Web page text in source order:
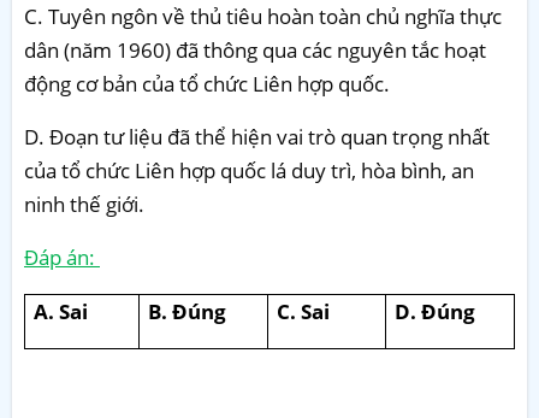
C. Tuyên ngôn về thủ tiêu hoàn toàn chủ nghĩa thực
dân (năm 1960) đã thông qua các nguyên tắc hoạt
động cơ bản của tổ chức Liên hợp quốc.
D. Đoạn tư liệu đã thể hiện vai trò quan trọng nhất
của tổ chức Liên hợp quốc lá duy trì, hòa bình, an
ninh thế giới.
Đáp án:
A. Sai
B. Đúng C. Sai D. Đúng